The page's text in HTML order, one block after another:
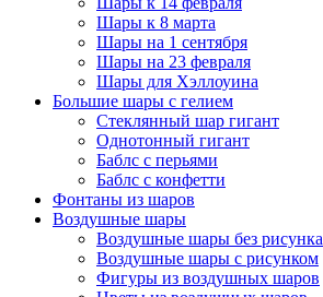
Шары к 8 марта
Шары на 1 сентября
Шары на 23 февраля
Шары для Хэллоуина
Большие шары с гелием
Стеклянный шар гигант
Однотонный гигант
Баблс с перьями
Баблс с конфетти
Фонтаны из шаров
Воздушные шары
Воздушные шары без рисунка
Воздушные шары с рисунком
Фигуры из воздушных шаров